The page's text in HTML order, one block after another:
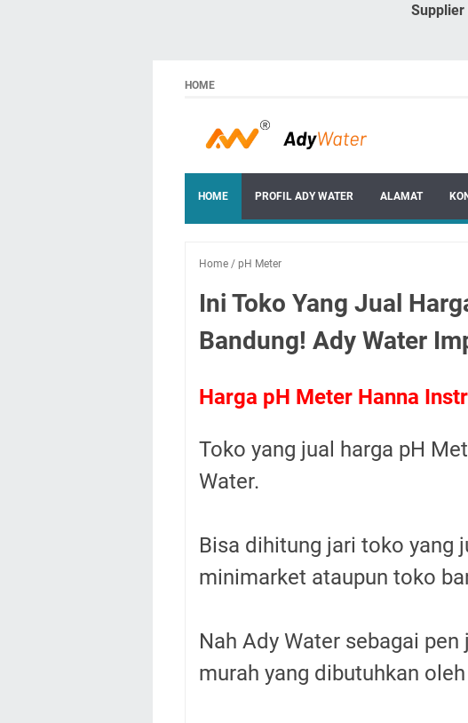
Supplier
HOME
HOME PROFIL ADY WATER ALAMAT
Home / pH Meter
Ini Toko Yang Jual
Bandung! Ady Water
Harga pH Meter Hanna
Toko yang jual harga pH
Water.
Bisa dihitung jari toko yang
minimarket ataupun toko
Nah Ady Water sebagai
murah yang dibutuhkan